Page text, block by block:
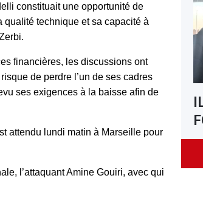
constituait une opportunité de
qualité technique et sa capacité à
financières, les discussions ont
de perdre l’un de ses cadres
ses exigences à la baisse afin de
attendu lundi matin à Marseille pour
l’attaquant Amine Gouiri, avec qui